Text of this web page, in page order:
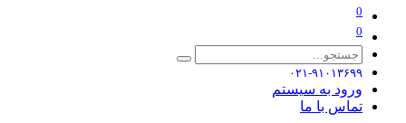
0
0
۰۲۱-۹۱۰۱۳۶۹۹
ورود به سیستم
تماس با ما